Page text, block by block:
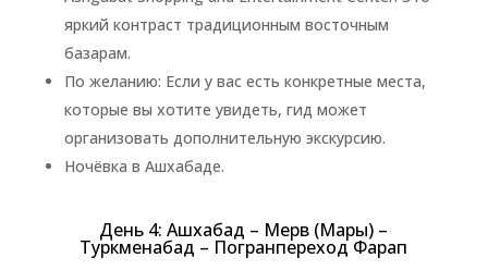
яркий контраст традиционным восточным
базарам.
По желанию: Если у вас есть конкретные места,
которые вы хотите увидеть, гид может
организовать дополнительную экскурсию.
Ночёвка в Ашхабаде.
День 4: Ашхабад – Мерв (Мары) –
Туркменабад – Погранпереход Фарап